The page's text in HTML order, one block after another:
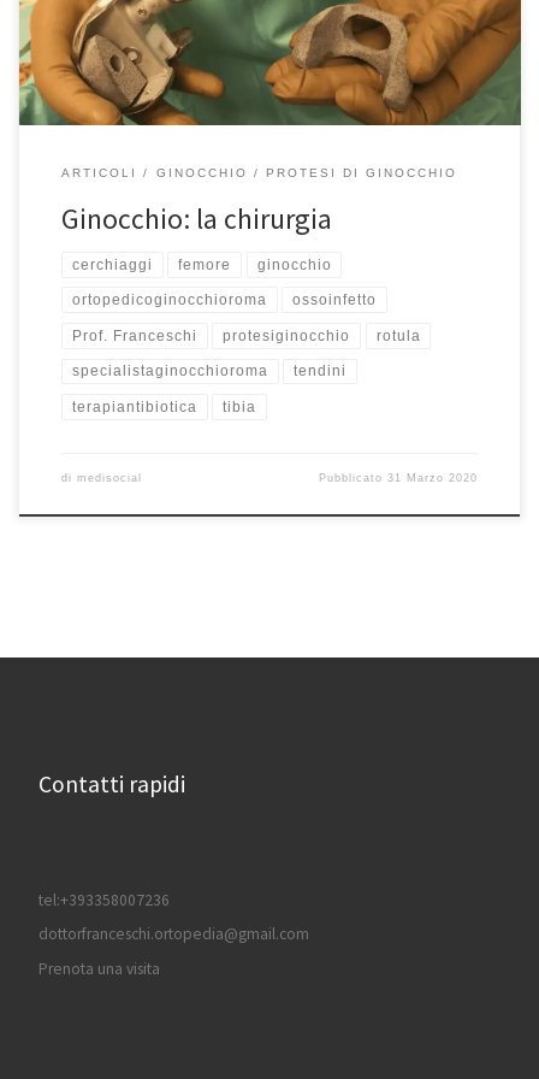
operato circa due anni fa di protesi di ginocchio che purtroppo si
era […]
ARTICOLI GINOCCHIO PROTESI DI GINOCCHIO
Ginocchio: la chirurgia
cerchiaggi femore ginocchio
ortopedicoginocchioroma ossoinfetto
Prof. Franceschi protesiginocchio rotula
specialistaginocchioroma tendini
terapiantibiotica tibia
di medisocial Pubblicato31 Marzo 2020
Contatti rapidi
tel:+393358007236
dottorfranceschi.ortopedia@gmail.com
Prenota una visita